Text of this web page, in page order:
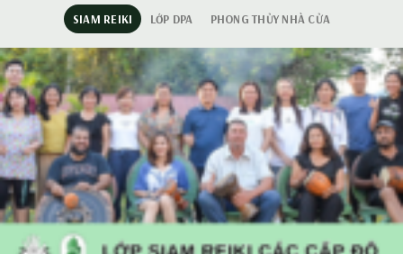
SIAM REIKI LỚP DPA PHONG THỦY NHÀ CỬA